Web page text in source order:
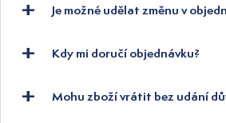
Je možné udělat změnu v
Kdy mi doručí objednávku?
Mohu zboží vrátit bez udání